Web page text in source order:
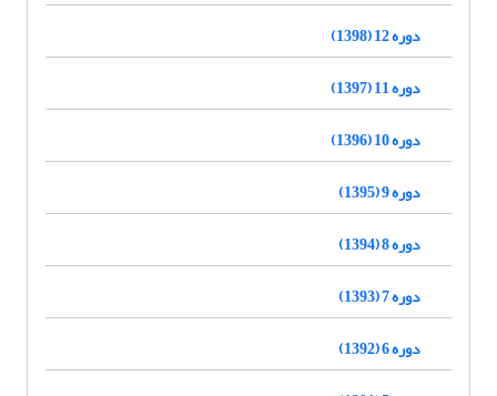
دوره 12 (1398)
دوره 11 (1397)
دوره 10 (1396)
دوره 9 (1395)
دوره 8 (1394)
دوره 7 (1393)
دوره 6 (1392)